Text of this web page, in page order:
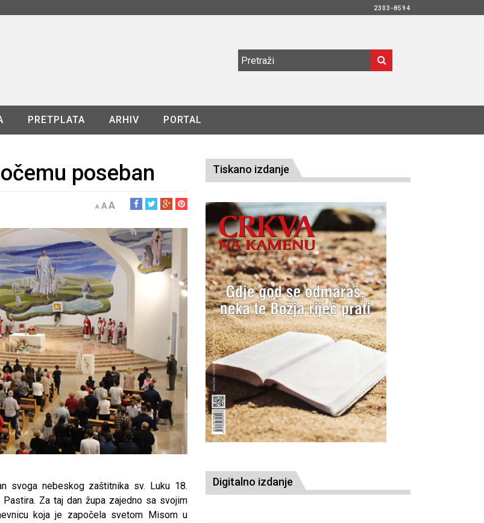
2303-8594
PRETPLATA ARHIV PORTAL
poseban
A AA
svoga nebeskog zaštitnika sv. Luku 18.
Za taj dan župa zajedno sa svojim
koja je započela svetom Misom u
Tiskano izdanje
Digitalno izdanje